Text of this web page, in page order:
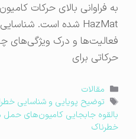
به فراوانی بالای حرکات کامیون‌های
HazMat شده است. شناسایی
فعالیت‌ها و درک ویژگی‌های چنین
حرکاتی برای
دسته‌ها
مقالات
برچسب‌ها
توضیح پویایی و شناسایی خطرات
بالقوه جابجایی کامیون‌های حمل مواد
خطرناک